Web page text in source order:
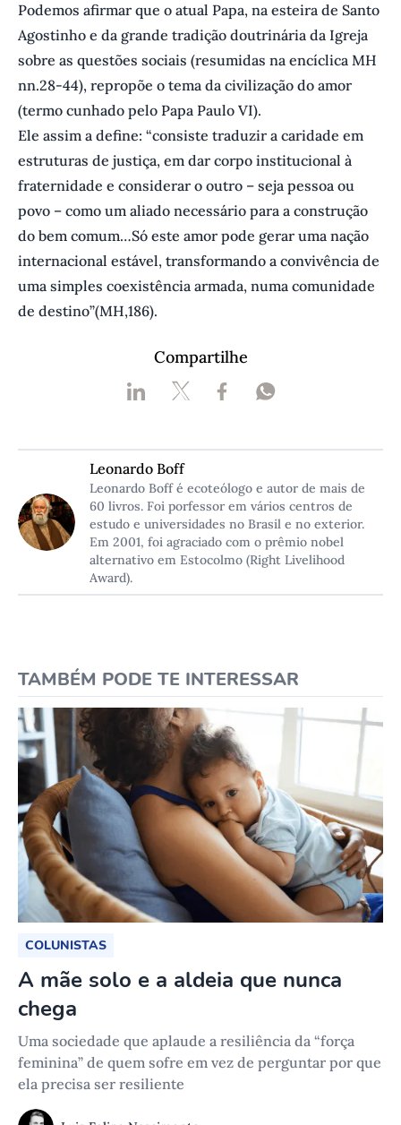
Podemos afirmar que o atual Papa, na esteira de Santo
Agostinho e da grande tradição doutrinária da Igreja
sobre as questões sociais (resumidas na encíclica MH
nn.28-44), repropõe o tema da civilização do amor
(termo cunhado pelo Papa Paulo VI).
Ele assim a define: “consiste traduzir a caridade em
estruturas de justiça, em dar corpo institucional à
fraternidade e considerar o outro – seja pessoa ou
povo – como um aliado necessário para a construção
do bem comum…Só este amor pode gerar uma nação
internacional estável, transformando a convivência de
uma simples coexistência armada, numa comunidade
de destino”(MH,186).
Compartilhe
Leonardo Boff
Leonardo Boff é ecoteólogo e autor de mais de
60 livros. Foi porfessor em vários centros de
estudo e universidades no Brasil e no exterior.
Em 2001, foi agraciado com o prêmio nobel
alternativo em Estocolmo (Right Livelihood
Award).
TAMBÉM PODE TE INTERESSAR
COLUNISTAS
A mãe solo e a aldeia que nunca
chega
Uma sociedade que aplaude a resiliência da “força
feminina” de quem sofre em vez de perguntar por que
ela precisa ser resiliente